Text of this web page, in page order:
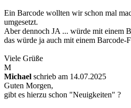
Ein Barcode wollten wir schon mal
umgesetzt.
Aber dennoch JA ... würde mit einem
das würde ja auch mit einem Barcode-
Viele Grüße
M
Michael schrieb am 14.07.2025
Guten Morgen,
gibt es hierzu schon "Neuigkeiten" ?